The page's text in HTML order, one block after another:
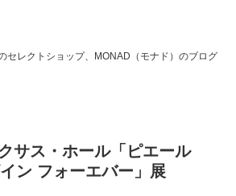
セレクトショップ、MONAD（モナド）のブログ
サス・ホール「ピエール
ン フォーエバー」展